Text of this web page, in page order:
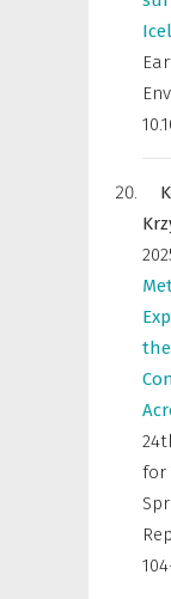
for